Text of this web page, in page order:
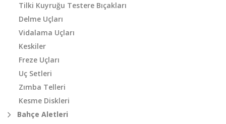
Tilki Kuyruğu Testere Bıçakları
Delme Uçları
Vidalama Uçları
Keskiler
Freze Uçları
Uç Setleri
Zımba Telleri
Kesme Diskleri
Bahçe Aletleri